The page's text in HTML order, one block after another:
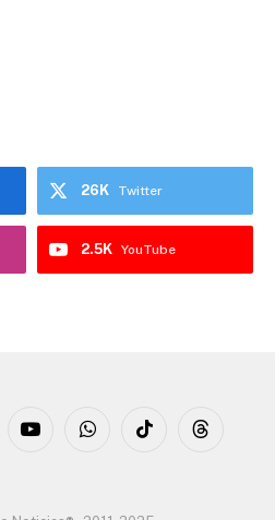
Twitter
26K
YouTube
2.5K
YouTubeWhatsAppTikTok Threads